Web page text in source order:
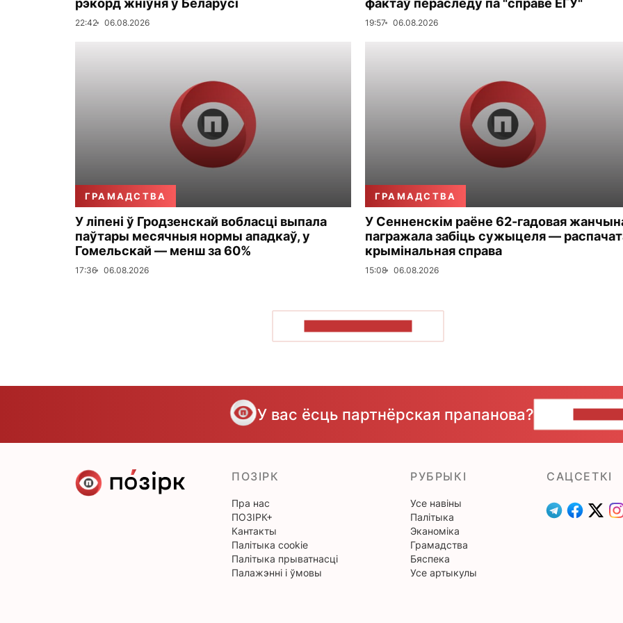
рэкорд жніўня ў Беларусі
22:42 06.08.2026
фактаў пераследу па "справе ЕГУ"
19:57 06.08.2026
ГРАМАДСТВА
У ліпені ў Гродзенскай вобласці выпала
паўтары месячныя нормы ападкаў, у
Гомельскай — менш за 60%
17:36 06.08.2026
ГРАМАДСТВА
У Сенненскім раёне 62-гадовая
пагражала забіць сужыцеля —
крымінальная справа
15:08 06.08.2026
У вас ёсць партнёрская прапанова?
ПОЗІРК
Пра нас
ПОЗІРК+
Кантакты
Палітыка cookie
Палітыка прыватнасці
Палажэнні і ўмовы
РУБРЫКІ
Усе навіны
Палітыка
Эканоміка
Грамадства
Бяспека
Усе артыкулы
САЦСЕТКІ